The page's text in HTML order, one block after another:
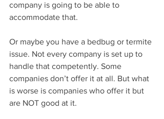
company is going to be able to
accommodate that.
Or maybe you have a bedbug or termite
issue. Not every company is set up to
handle that competently. Some
companies don’t offer it at all. But what
is worse is companies who offer it but
are NOT good at it.